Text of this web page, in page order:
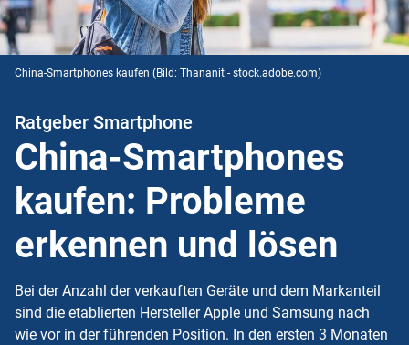
China-Smartphones kaufen (Bild: Thananit - stock.adobe.com)
Ratgeber Smartphone
China-Smartphones
kaufen: Probleme
erkennen und lösen
Bei der Anzahl der verkauften Geräte und dem Markanteil
sind die etablierten Hersteller Apple und Samsung nach
wie vor in der führenden Position. In den ersten 3 Monaten